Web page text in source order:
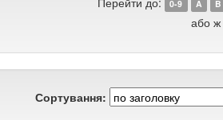
0-9 A B
або ж
Сортування: